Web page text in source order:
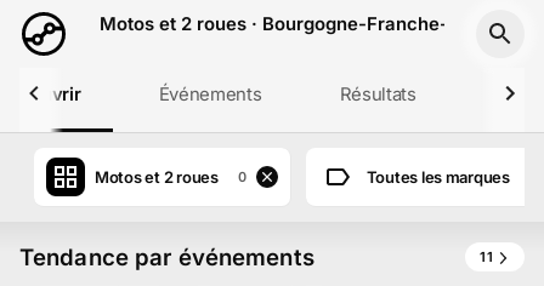
Aller au contenu principal
Motos et 2 roues · Bourgogne-Franche-Comté
Événements Résultats
Motos et 2 roues 0 Toutes les marques
Tendance par événements 11